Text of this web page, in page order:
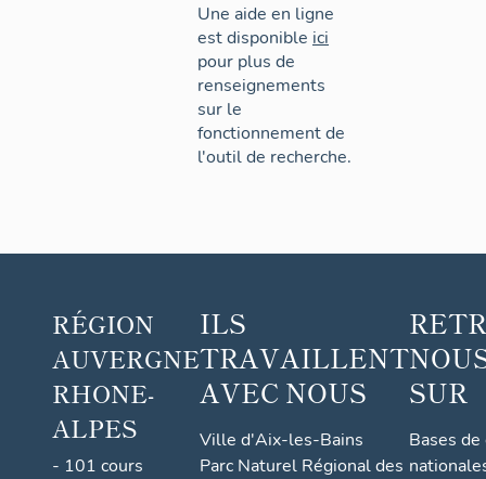
Une aide en ligne
est disponible ici
pour plus de
renseignements
sur le
fonctionnement de
l'outil de recherche.
RÉGION
AUVERGNE
RHONE-
ALPES
- 101 cours
ILS
TRAVAILLENT
AVEC NOUS
Ville d'Aix-les-Bains
Parc Naturel Régional des
SUR
Bases